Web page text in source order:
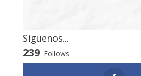
Siguenos...
239 Follows